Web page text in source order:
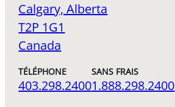
Calgary, Alberta
T2P 1G1
Canada
TÉLÉPHONE
403.298.2400
SANS FRAIS
1.888.298.2400